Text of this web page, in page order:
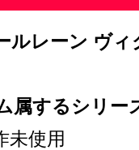
ルレーン ヴ
属するシリー
未使用